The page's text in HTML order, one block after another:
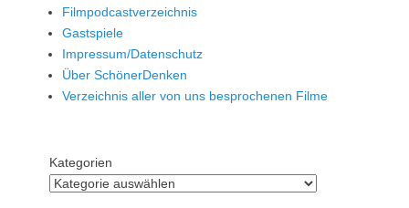
Filmpodcastverzeichnis
Gastspiele
Impressum/Datenschutz
Über SchönerDenken
Verzeichnis aller von uns besprochenen Filme
Kategorien